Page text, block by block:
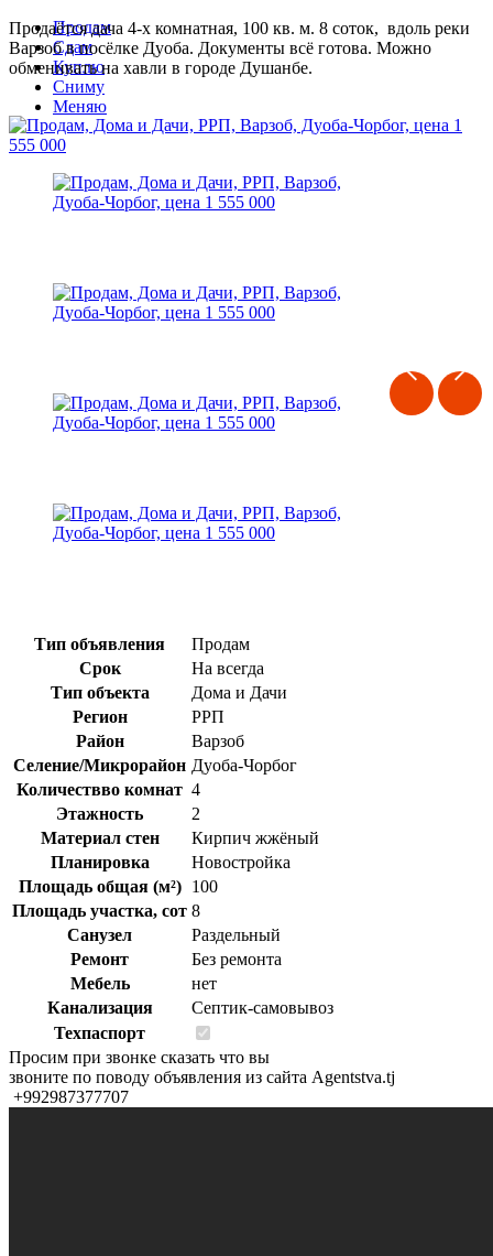
Продам
Сдам
Куплю
Сниму
Меняю
Продаётся дача 4-х комнатная, 100 кв. м. 8 соток, вдоль реки
Варзоб в посёлке Дуоба. Документы всё готова. Можно
обменивать на хавли в городе Душанбе.
Тип объявления
Продам
Срок
На всегда
Тип объекта
Дома и Дачи
Регион
РРП
Район
Варзоб
Селение/Микрорайон Дуоба-Чорбог
Количествво комнат 4
Этажность
2
Материал стен
Кирпич жжёный
Планировка
Новостройка
Площадь общая (м²)
100
Площадь участка, сот 8
Санузел
Раздельный
Ремонт
Без ремонта
Мебель
нет
Канализация
Септик-самовывоз
Техпаспорт
Просим при звонке сказать что вы
звоните по поводу объявления из сайта Agentstva.tj
+992987377707